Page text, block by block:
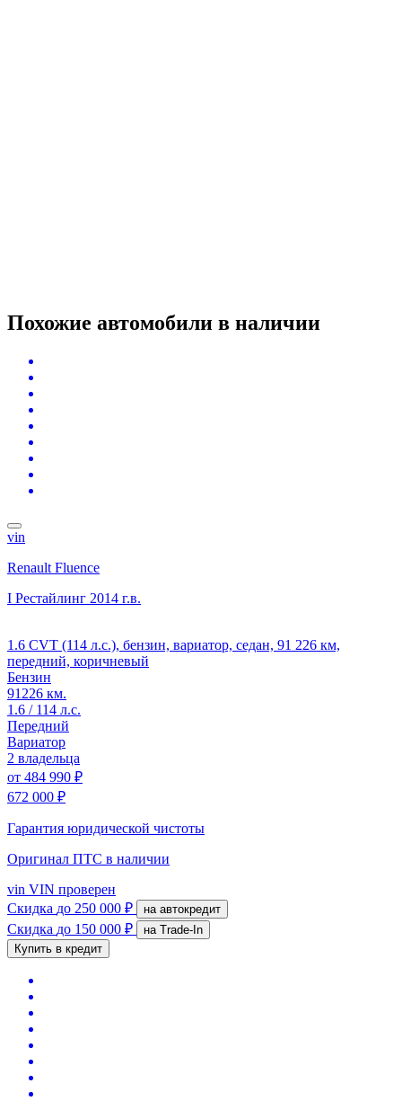
Похожие автомобили в наличии
vin
Renault Fluence
I Рестайлинг 2014 г.в.
1.6 CVT (114 л.с.), бензин, вариатор, седан, 91 226 км,
передний, коричневый
Бензин
91226 км.
1.6 / 114 л.с.
Передний
Вариатор
2 владельца
от 484 990 ₽
672 000 ₽
Гарантия юридической чистоты
Оригинал ПТС в наличии
vin VIN проверен
Скидка до 250 000 ₽ на автокредит
Скидка до 150 000 ₽
на Trade-In
Купить в кредит